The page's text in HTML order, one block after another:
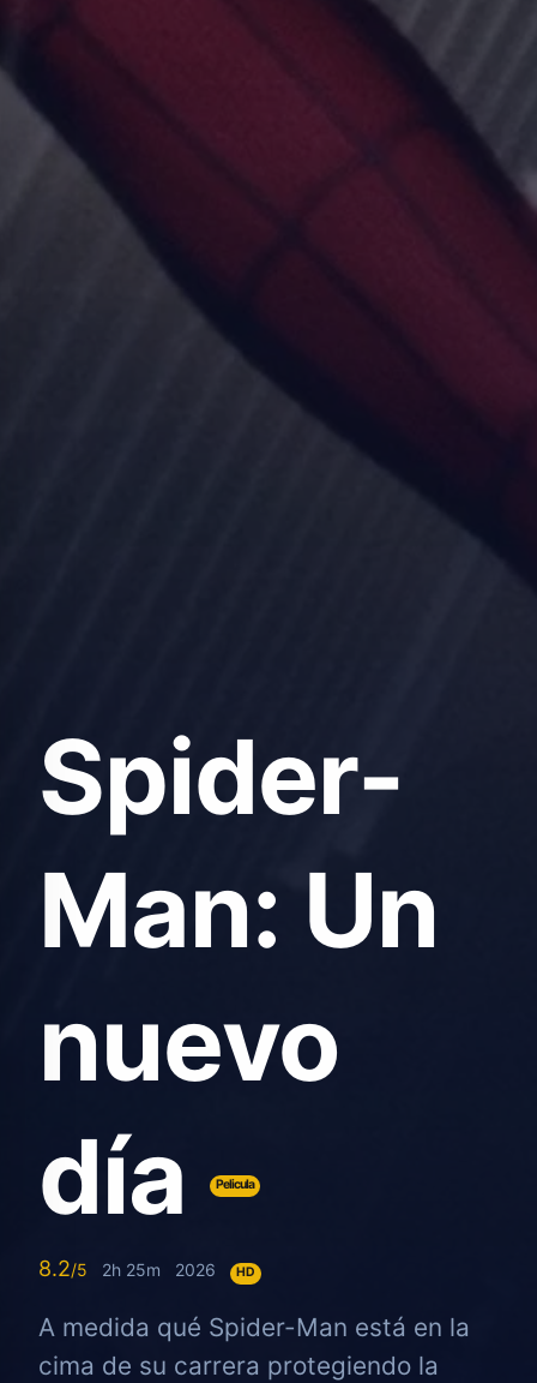
Spider-
Man: Un
nuevo
día
Pelicula
8.2 2h 25m 2026 HD
A medida qué Spider-Man está en la
cima de su carrera protegiendo la